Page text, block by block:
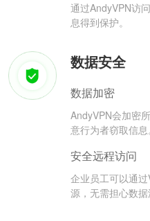
通过AndyVPN访
息得到保护。
数据安全
数据加密
AndyVPN会加密
意行为者窃取信息
安全远程访问
企业员工可以通
源，无需担心数据